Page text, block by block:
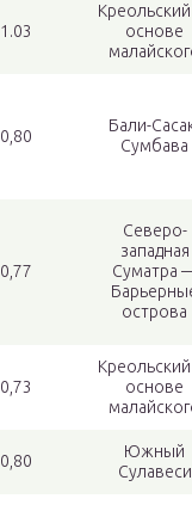
1.03
основе
0,80
Бали-
Сумбава
0,77
Северо-
западная
Суматра
острова
0,73
основе
0,80
Южный
Сулавеси